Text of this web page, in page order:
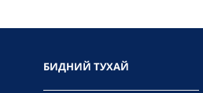
БИДНИЙ ТУХАЙ